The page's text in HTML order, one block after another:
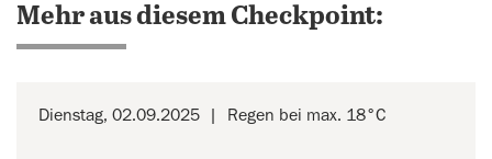
Mehr aus diesem Checkpoint:
Dienstag, 02.09.2025 Regen bei max. 18°C